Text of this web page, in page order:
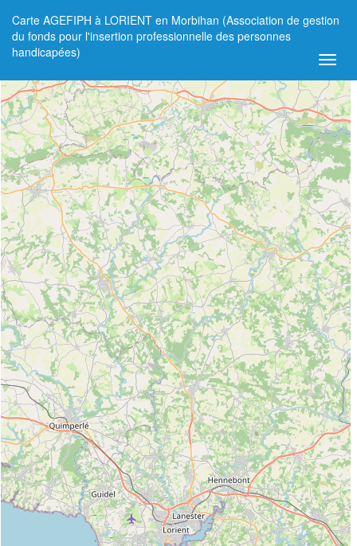
Carte AGEFIPH à LORIENT en Morbihan (Association de gestion
du fonds pour l'insertion professionnelle des personnes
handicapées)
+
−